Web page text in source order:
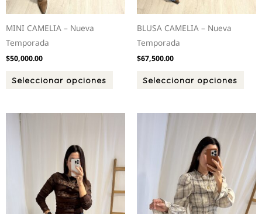
MINI CAMELIA – Nueva
Temporada
$50,000.00
Seleccionar opciones
producto
BLUSA CAMELIA – Nueva
Temporada
$67,500.00
Seleccionar opciones
múltiples
variantes.
Las
opciones
tiene
Las